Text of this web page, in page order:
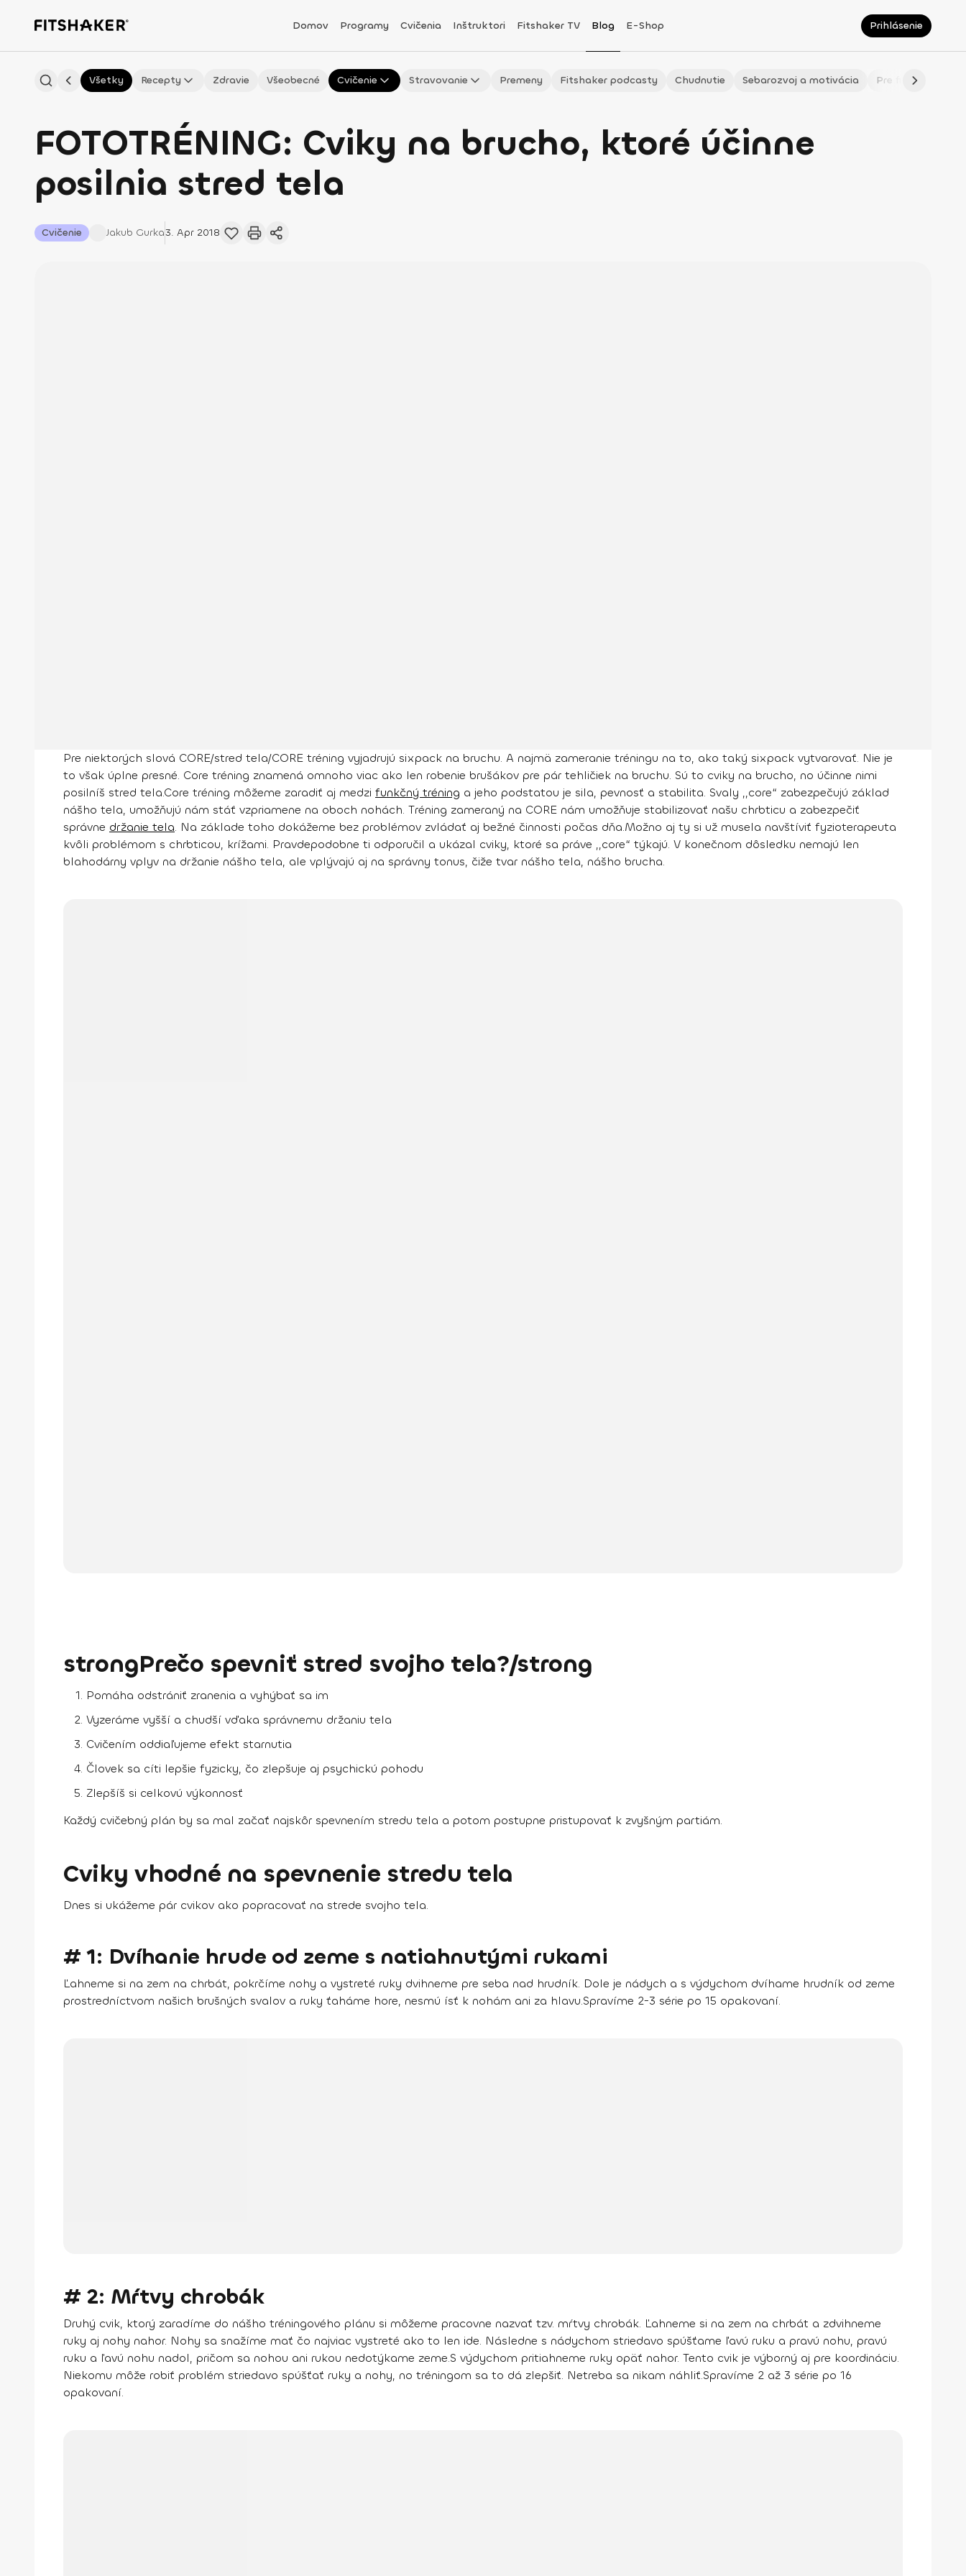
Domov Programy Cvičenia Inštruktori Fitshaker TV Blog E-Shop Prihlásenie
Všetky Recepty Zdravie Všeobecné Cvičenie Stravovanie Premeny Fitshaker podcasty Chudnutie Sebarozvoj a motivácia Pre fitmaminky
FOTOTRÉNING: Cviky na brucho, ktoré účinne
posilnia stred tela
Cvičenie Jakub Gurka3. Apr 2018
Pre niektorých slová CORE/stred tela/CORE tréning vyjadrujú sixpack na bruchu. A najmä zameranie tréningu na to, ako taký sixpack vytvarovať. Nie je
to však úplne presné. Core tréning znamená omnoho viac ako len robenie brušákov pre pár tehličiek na bruchu. Sú to cviky na brucho, no účinne nimi
posilníš stred tela.Core tréning môžeme zaradiť aj medzi funkčný tréning a jeho podstatou je sila, pevnosť a stabilita. Svaly ,,core“ zabezpečujú základ
nášho tela, umožňujú nám stáť vzpriamene na oboch nohách. Tréning zameraný na CORE nám umožňuje stabilizovať našu chrbticu a zabezpečiť
správne držanie tela. Na základe toho dokážeme bez problémov zvládať aj bežné činnosti počas dňa.Možno aj ty si už musela navštíviť fyzioterapeuta
kvôli problémom s chrbticou, krížami. Pravdepodobne ti odporučil a ukázal cviky, ktoré sa práve ,,core“ týkajú. V konečnom dôsledku nemajú len
blahodárny vplyv na držanie nášho tela, ale vplývajú aj na správny tonus, čiže tvar nášho tela, nášho brucha.
strongPrečo spevniť stred svojho tela?/strong
Pomáha odstrániť zranenia a vyhýbať sa im
Vyzeráme vyšší a chudší vďaka správnemu držaniu tela
Cvičením oddiaľujeme efekt starnutia
Človek sa cíti lepšie fyzicky, čo zlepšuje aj psychickú pohodu
Zlepšíš si celkovú výkonnosť
Každý cvičebný plán by sa mal začať najskôr spevnením stredu tela a potom postupne pristupovať k zvyšným partiám.
Cviky vhodné na spevnenie stredu tela
Dnes si ukážeme pár cvikov ako popracovať na strede svojho tela.
# 1: Dvíhanie hrude od zeme s natiahnutými rukami
Ľahneme si na zem na chrbát, pokrčíme nohy a vystreté ruky dvihneme pre seba nad hrudník. Dole je nádych a s výdychom dvíhame hrudník od zeme
prostredníctvom našich brušných svalov a ruky ťaháme hore, nesmú ísť k nohám ani za hlavu.Spravíme 2-3 série po 15 opakovaní.
# 2: Mŕtvy chrobák
Druhý cvik, ktorý zaradíme do nášho tréningového plánu si môžeme pracovne nazvať tzv. mŕtvy chrobák. Ľahneme si na zem na chrbát a zdvihneme
ruky aj nohy nahor. Nohy sa snažíme mať čo najviac vystreté ako to len ide. Následne s nádychom striedavo spúšťame ľavú ruku a pravú nohu, pravú
ruku a ľavú nohu nadol, pričom sa nohou ani rukou nedotýkame zeme.S výdychom pritiahneme ruky opäť nahor. Tento cvik je výborný aj pre koordináciu.
Niekomu môže robiť problém striedavo spúšťať ruky a nohy, no tréningom sa to dá zlepšiť. Netreba sa nikam náhliť.Spravíme 2 až 3 série po 16
opakovaní.